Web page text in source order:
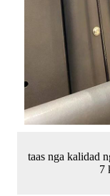
taas nga kalidad
7